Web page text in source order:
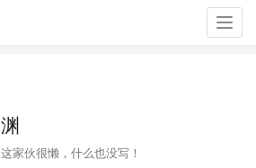
渊
这家伙很懒，什么也没写！